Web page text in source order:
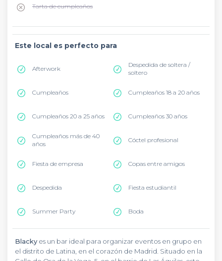
Tarta de cumpleaños
Este local es perfecto para
Afterwork
Despedida de soltera /
soltero
Cumpleaños Cumpleaños 18 a 20 años
Cumpleaños 20 a 25 años Cumpleaños 30 años
Cumpleaños más de 40
años
Cóctel profesional
Fiesta de empresa Copas entre amigos
Despedida Fiesta estudiantil
Summer Party Boda
Blacky es un bar ideal para organizar eventos en grupo en
el distrito de Latina, en el corazón de Madrid. Situado en la